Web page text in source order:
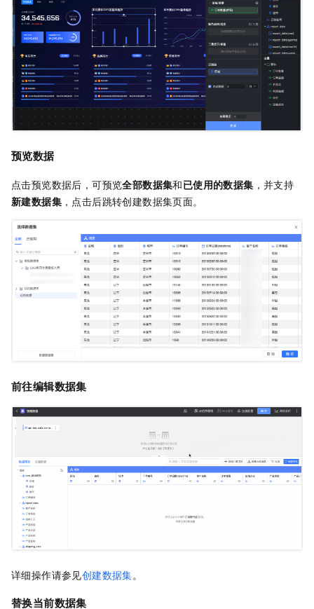
预览数据
点击预览数据后，可预览全部数据集和已使用的数据集 ，并支持
新建数据集 ，点击后跳转创建数据集页面。
前往编辑数据集
详细操作请参见创建数据集。
替换当前数据集